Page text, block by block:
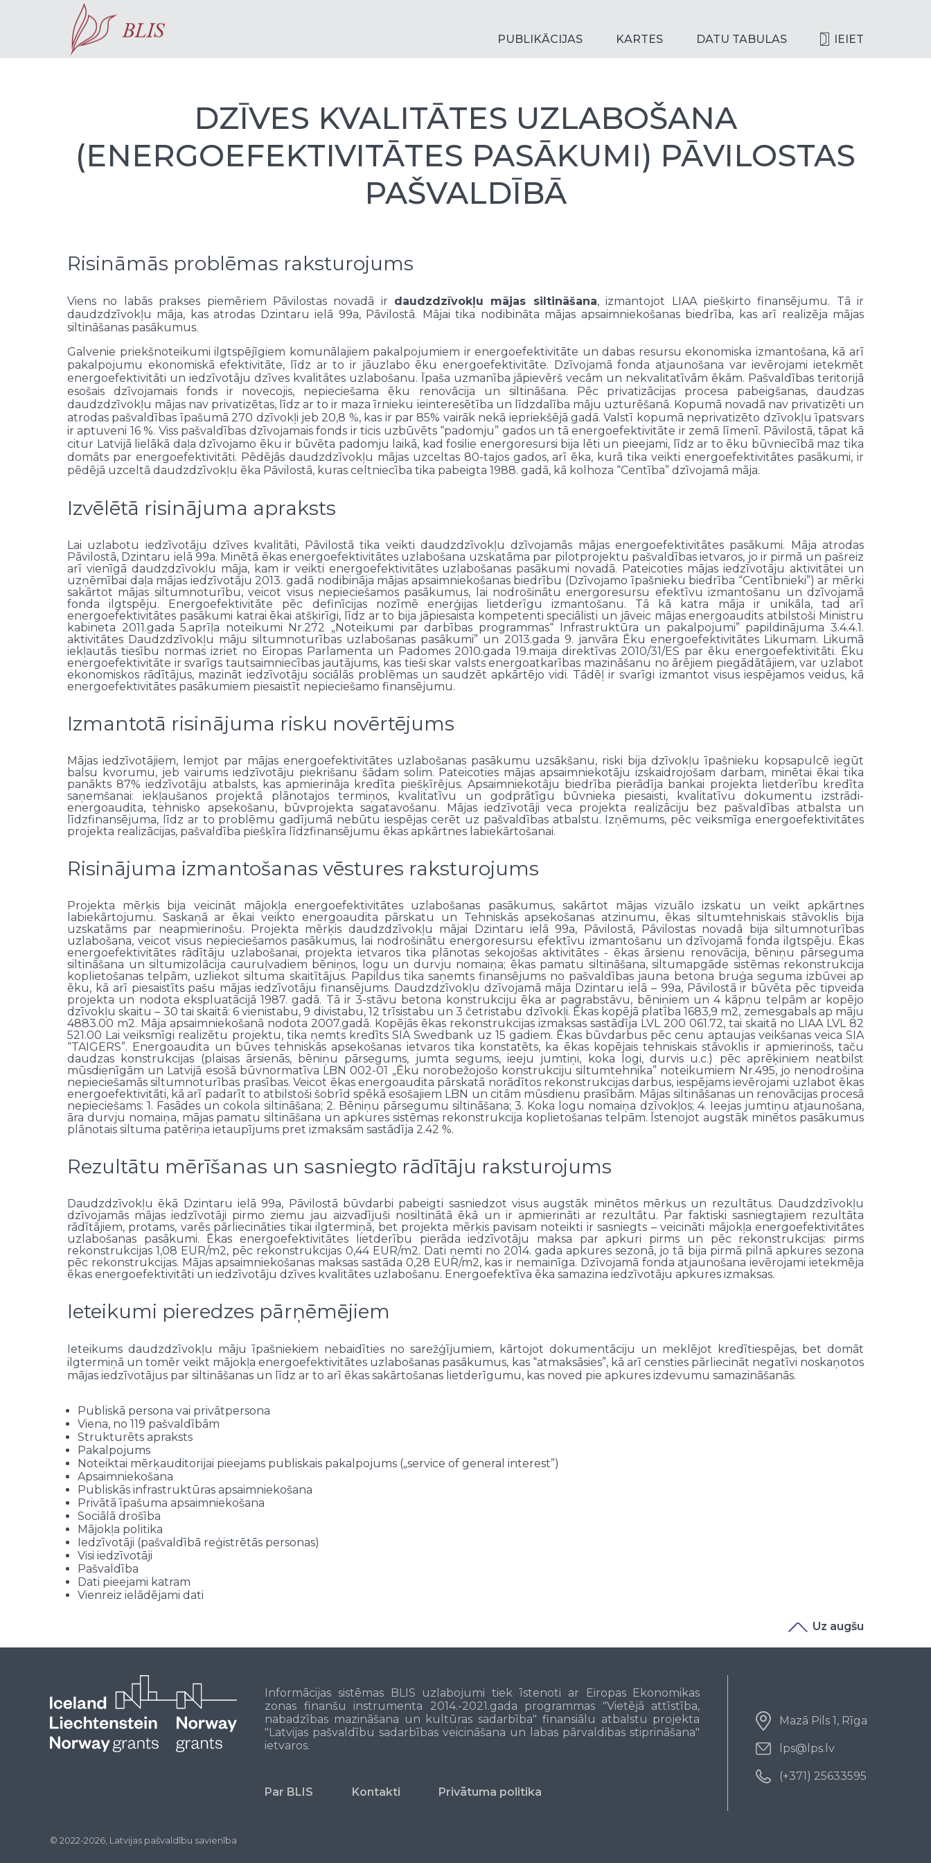
PUBLIKĀCIJAS KARTES DATU TABULAS IEIET
DZĪVES KVALITĀTES UZLABOŠANA
(ENERGOEFEKTIVITĀTES PASĀKUMI) PĀVILOSTAS
PAŠVALDĪBĀ
Risināmās problēmas raksturojums
Viens no labās prakses piemēriem Pāvilostas novadā ir daudzdzīvokļu mājas siltināšana, izmantojot LIAA piešķirto finansējumu. Tā ir
daudzdzīvokļu māja, kas atrodas Dzintaru ielā 99a, Pāvilostā. Mājai tika nodibināta mājas apsaimniekošanas biedrība, kas arī realizēja mājas
siltināšanas pasākumus.
Galvenie priekšnoteikumi ilgtspējīgiem komunālajiem pakalpojumiem ir energoefektivitāte un dabas resursu ekonomiska izmantošana, kā arī
pakalpojumu ekonomiskā efektivitāte, līdz ar to ir jāuzlabo ēku energoefektivitāte. Dzīvojamā fonda atjaunošana var ievērojami ietekmēt
energoefektivitāti un iedzīvotāju dzīves kvalitātes uzlabošanu. Īpaša uzmanība jāpievērš vecām un nekvalitatīvām ēkām. Pašvaldības teritorijā
esošais dzīvojamais fonds ir novecojis, nepieciešama ēku renovācija un siltināšana. Pēc privatizācijas procesa pabeigšanas, daudzas
daudzdzīvokļu mājas nav privatizētas, līdz ar to ir maza īrnieku ieinteresētība un līdzdalība māju uzturēšanā. Kopumā novadā nav privatizēti un
atrodas pašvaldības īpašumā 270 dzīvokļi jeb 20,8 %, kas ir par 85% vairāk nekā iepriekšējā gadā. Valstī kopumā neprivatizēto dzīvokļu īpatsvars
ir aptuveni 16 %. Viss pašvaldības dzīvojamais fonds ir ticis uzbūvēts “padomju” gados un tā energoefektivitāte ir zemā līmenī. Pāvilostā, tāpat kā
citur Latvijā lielākā daļa dzīvojamo ēku ir būvēta padomju laikā, kad fosilie energoresursi bija lēti un pieejami, līdz ar to ēku būvniecībā maz tika
domāts par energoefektivitāti. Pēdējās daudzdzīvokļu mājas uzceltas 80-tajos gados, arī ēka, kurā tika veikti energoefektivitātes pasākumi, ir
pēdējā uzceltā daudzdzīvokļu ēka Pāvilostā, kuras celtniecība tika pabeigta 1988. gadā, kā kolhoza “Centība” dzīvojamā māja.
Izvēlētā risinājuma apraksts
Lai uzlabotu iedzīvotāju dzīves kvalitāti, Pāvilostā tika veikti daudzdzīvokļu dzīvojamās mājas energoefektivitātes pasākumi. Māja atrodas
Pāvilostā, Dzintaru ielā 99a. Minētā ēkas energoefektivitātes uzlabošana uzskatāma par pilotprojektu pašvaldības ietvaros, jo ir pirmā un pašreiz
arī vienīgā daudzdzīvokļu māja, kam ir veikti energoefektivitātes uzlabošanas pasākumi novadā. Pateicoties mājas iedzīvotāju aktivitātei un
uzņēmībai daļa mājas iedzīvotāju 2013. gadā nodibināja mājas apsaimniekošanas biedrību (Dzīvojamo īpašnieku biedrība “Centībnieki”) ar mērķi
sakārtot mājas siltumnoturību, veicot visus nepieciešamos pasākumus, lai nodrošinātu energoresursu efektīvu izmantošanu un dzīvojamā
fonda ilgtspēju. Energoefektivitāte pēc definīcijas nozīmē enerģijas lietderīgu izmantošanu. Tā kā katra māja ir unikāla, tad arī
energoefektivitātes pasākumi katrai ēkai atšķirīgi, līdz ar to bija jāpiesaista kompetenti speciālisti un jāveic mājas energoaudits atbilstoši Ministru
kabineta 2011.gada 5.aprīļa noteikumi Nr.272 „Noteikumi par darbības programmas“ Infrastruktūra un pakalpojumi” papildinājuma 3.4.4.1.
aktivitātes Daudzdzīvokļu māju siltumnoturības uzlabošanas pasākumi” un 2013.gada 9. janvāra Ēku energoefektivitātes Likumam. Likumā
iekļautās tiesību normas izriet no Eiropas Parlamenta un Padomes 2010.gada 19.maija direktīvas 2010/31/ES par ēku energoefektivitāti. Ēku
energoefektivitāte ir svarīgs tautsaimniecības jautājums, kas tieši skar valsts energoatkarības mazināšanu no ārējiem piegādātājiem, var uzlabot
ekonomiskos rādītājus, mazināt iedzīvotāju sociālās problēmas un saudzēt apkārtējo vidi. Tādēļ ir svarīgi izmantot visus iespējamos veidus, kā
energoefektivitātes pasākumiem piesaistīt nepieciešamo finansējumu.
Izmantotā risinājuma risku novērtējums
Mājas iedzīvotājiem, lemjot par mājas energoefektivitātes uzlabošanas pasākumu uzsākšanu, riski bija dzīvokļu īpašnieku kopsapulcē iegūt
balsu kvorumu, jeb vairums iedzīvotāju piekrišanu šādam solim. Pateicoties mājas apsaimniekotāju izskaidrojošam darbam, minētai ēkai tika
panākts 87% iedzīvotāju atbalsts, kas apmierināja kredīta piešķīrējus. Apsaimniekotāju biedrība pierādīja bankai projekta lietderību kredīta
saņemšanai: iekļaušanos projektā plānotajos termiņos, kvalitatīvu un godprātīgu būvnieka piesaisti, kvalitatīvu dokumentu izstrādi-
energoaudita, tehnisko apsekošanu, būvprojekta sagatavošanu. Mājas iedzīvotāji veca projekta realizāciju bez pašvaldības atbalsta un
līdzfinansējuma, līdz ar to problēmu gadījumā nebūtu iespējas cerēt uz pašvaldības atbalstu. Izņēmums, pēc veiksmīga energoefektivitātes
projekta realizācijas, pašvaldība piešķīra līdzfinansējumu ēkas apkārtnes labiekārtošanai.
Risinājuma izmantošanas vēstures raksturojums
Projekta mērķis bija veicināt mājokļa energoefektivitātes uzlabošanas pasākumus, sakārtot mājas vizuālo izskatu un veikt apkārtnes
labiekārtojumu. Saskaņā ar ēkai veikto energoaudita pārskatu un Tehniskās apsekošanas atzinumu, ēkas siltumtehniskais stāvoklis bija
uzskatāms par neapmierinošu. Projekta mērķis daudzdzīvokļu mājai Dzintaru ielā 99a, Pāvilostā, Pāvilostas novadā bija siltumnoturības
uzlabošana, veicot visus nepieciešamos pasākumus, lai nodrošinātu energoresursu efektīvu izmantošanu un dzīvojamā fonda ilgtspēju. Ēkas
energoefektivitātes rādītāju uzlabošanai, projekta ietvaros tika plānotas sekojošas aktivitātes - ēkas ārsienu renovācija, bēniņu pārseguma
siltināšana un siltumizolācija cauruļvadiem bēniņos, logu un durvju nomaiņa; ēkas pamatu siltināšana, siltumapgāde sistēmas rekonstrukcija
koplietošanas telpām, uzliekot siltuma skaitītājus. Papildus tika saņemts finansējums no pašvaldības jauna betona bruģa seguma izbūvei ap
ēku, kā arī piesaistīts pašu mājas iedzīvotāju finansējums. Daudzdzīvokļu dzīvojamā māja Dzintaru ielā – 99a, Pāvilostā ir būvēta pēc tipveida
projekta un nodota ekspluatācijā 1987. gadā. Tā ir 3-stāvu betona konstrukciju ēka ar pagrabstāvu, bēniņiem un 4 kāpņu telpām ar kopējo
dzīvokļu skaitu – 30 tai skaitā: 6 vienistabu, 9 divistabu, 12 trīsistabu un 3 četristabu dzīvokļi. Ēkas kopējā platība 1683,9 m2, zemesgabals ap māju
4883.00 m2. Māja apsaimniekošanā nodota 2007.gadā. Kopējās ēkas rekonstrukcijas izmaksas sastādīja LVL 200 061.72, tai skaitā no LIAA LVL 82
521.00 Lai veiksmīgi realizētu projektu, tika ņemts kredīts SIA Swedbank uz 15 gadiem. Ēkas būvdarbus pēc cenu aptaujas veikšanas veica SIA
“TAIGERS”. Energoaudita un būves tehniskās apsekošanas ietvaros tika konstatēts, ka ēkas kopējais tehniskais stāvoklis ir apmierinošs, taču
daudzas konstrukcijas (plaisas ārsienās, bēniņu pārsegums, jumta segums, ieeju jumtiņi, koka logi, durvis u.c.) pēc aprēķiniem neatbilst
mūsdienīgām un Latvijā esošā būvnormatīva LBN 002-01 „Ēku norobežojošo konstrukciju siltumtehnika” noteikumiem Nr.495, jo nenodrošina
nepieciešamās siltumnoturības prasības. Veicot ēkas energoaudita pārskatā norādītos rekonstrukcijas darbus, iespējams ievērojami uzlabot ēkas
energoefektivitāti, kā arī padarīt to atbilstoši šobrīd spēkā esošajiem LBN un citām mūsdienu prasībām. Mājas siltināšanas un renovācijas procesā
nepieciešams: 1. Fasādes un cokola siltināšana; 2. Bēniņu pārsegumu siltināšana; 3. Koka logu nomaiņa dzīvokļos; 4. Ieejas jumtiņu atjaunošana,
āra durvju nomaiņa, mājas pamatu siltināšana un apkures sistēmas rekonstrukcija koplietošanas telpām. Īstenojot augstāk minētos pasākumus
plānotais siltuma patēriņa ietaupījums pret izmaksām sastādīja 2.42 %.
Rezultātu mērīšanas un sasniegto rādītāju raksturojums
Daudzdzīvokļu ēkā Dzintaru ielā 99a, Pāvilostā būvdarbi pabeigti sasniedzot visus augstāk minētos mērķus un rezultātus. Daudzdzīvokļu
dzīvojamās mājas iedzīvotāji pirmo ziemu jau aizvadījuši nosiltinātā ēkā un ir apmierināti ar rezultātu. Par faktiski sasniegtajiem rezultāta
rādītājiem, protams, varēs pārliecināties tikai ilgtermiņā, bet projekta mērķis pavisam noteikti ir sasniegts – veicināti mājokļa energoefektivitātes
uzlabošanas pasākumi. Ēkas energoefektivitātes lietderību pierāda iedzīvotāju maksa par apkuri pirms un pēc rekonstrukcijas: pirms
rekonstrukcijas 1,08 EUR/m2, pēc rekonstrukcijas 0,44 EUR/m2. Dati ņemti no 2014. gada apkures sezonā, jo tā bija pirmā pilnā apkures sezona
pēc rekonstrukcijas. Mājas apsaimniekošanas maksas sastāda 0,28 EUR/m2, kas ir nemainīga. Dzīvojamā fonda atjaunošana ievērojami ietekmēja
ēkas energoefektivitāti un iedzīvotāju dzīves kvalitātes uzlabošanu. Energoefektīva ēka samazina iedzīvotāju apkures izmaksas.
Ieteikumi pieredzes pārņēmējiem
Ieteikums daudzdzīvokļu māju īpašniekiem nebaidīties no sarežģījumiem, kārtojot dokumentāciju un meklējot kredītiespējas, bet domāt
ilgtermiņā un tomēr veikt mājokļa energoefektivitātes uzlabošanas pasākumus, kas “atmaksāsies”, kā arī censties pārliecināt negatīvi noskaņotos
mājas iedzīvotājus par siltināšanas un līdz ar to arī ēkas sakārtošanas lietderīgumu, kas noved pie apkures izdevumu samazināšanās.
Publiskā persona vai privātpersona
Viena, no 119 pašvaldībām
Strukturēts apraksts
Pakalpojums
Noteiktai mērķauditorijai pieejams publiskais pakalpojums („service of general interest”)
Apsaimniekošana
Publiskās infrastruktūras apsaimniekošana
Privātā īpašuma apsaimniekošana
Sociālā drošība
Mājokļa politika
Iedzīvotāji (pašvaldībā reģistrētās personas)
Visi iedzīvotāji
Pašvaldība
Dati pieejami katram
Vienreiz ielādējami dati
Uz augšu
Informācijas sistēmas BLIS uzlabojumi tiek īstenoti ar Eiropas Ekonomikas
zonas finanšu instrumenta 2014.-2021.gada programmas "Vietējā attīstība,
nabadzības mazināšana un kultūras sadarbība" finansiālu atbalstu projekta
"Latvijas pašvaldību sadarbības veicināšana un labas pārvaldibas stiprināšana"
ietvaros.
Par BLIS Kontakti Privātuma politika
Mazā Pils 1, Rīga
lps@lps.lv
(+371) 25633595
© 2022-2026, Latvijas pašvaldību savienība